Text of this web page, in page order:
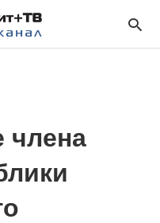
члена